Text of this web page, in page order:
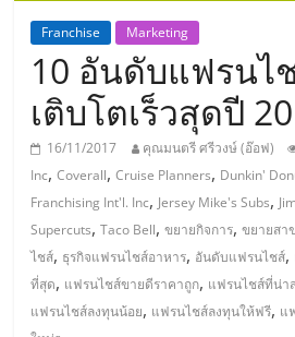
ธุรกิจ
เอ
ส
เอ็
มอี
Franchise Marketing
10 อันดับแฟรนไ
เติบโตเร็วสุดปี
16/11/2017 คุณมนตรี ศรีวงษ์ (อ๊อฟ)
Inc,Coverall,Cruise Planners, Dunkin'
Franchising Int'l. Inc, Jersey Mike's Subs,
Supercuts,Taco Bell,ขยายกิจการ,ขยายสา
ไชส์, ธุรกิจแฟรนไชส์อาหาร, อันดับแฟรนไชส์,
ที่สุด, แฟรนไชส์ขายดีราคาถูก, แฟรนไชส์ที่น่า
แฟรนไชส์ลงทุนน้อย, แฟรนไชส์ลงทุนให้ฟรี, แ